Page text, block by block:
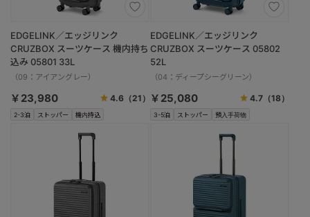
2-3泊 ストッパー 機内持込
EDGELINK／エッジリンク
CRUZBOX スーツケース 機内持ち
込み 05801 33L
（09：アイアングレー）
￥23,980 4.6 （21）
3-5泊 ストッパー 預入手荷物
EDGELINK／エッジリンク
CRUZBOX スーツケース 05802
52L
（04：ディープシーグリーン）
￥25,080 4.7 （18）